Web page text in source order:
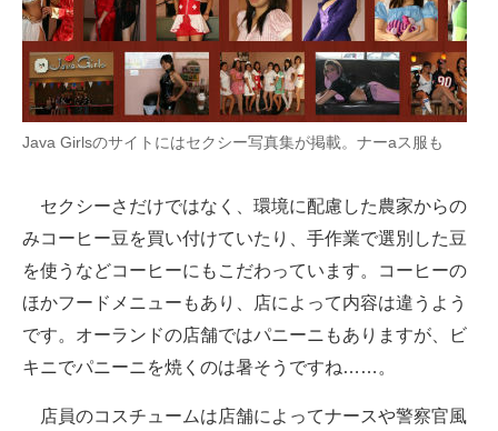
Java Girlsのサイトにはセクシー写真集が掲載。ナーaス服も
セクシーさだけではなく、環境に配慮した農家からの
みコーヒー豆を買い付けていたり、手作業で選別した豆
を使うなどコーヒーにもこだわっています。コーヒーの
ほかフードメニューもあり、店によって内容は違うよう
です。オーランドの店舗ではパニーニもありますが、ビ
キニでパニーニを焼くのは暑そうですね……。
店員のコスチュームは店舗によってナースや警察官風